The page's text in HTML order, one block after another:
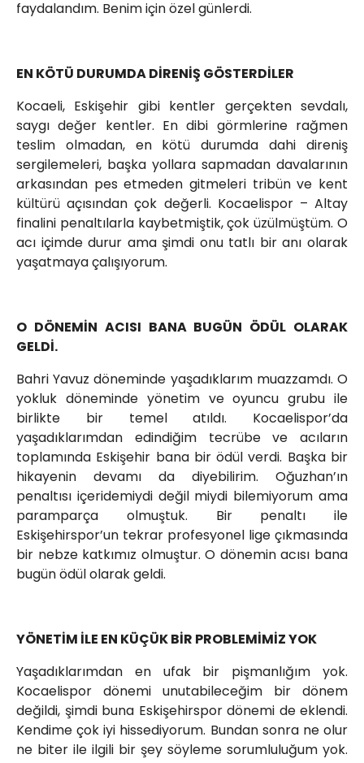
faydalandım. Benim için özel günlerdi.
EN KÖTÜ DURUMDA DİRENİŞ GÖSTERDİLER
Kocaeli, Eskişehir gibi kentler gerçekten sevdalı,
saygı değer kentler. En dibi görmlerine rağmen
teslim olmadan, en kötü durumda dahi direniş
sergilemeleri, başka yollara sapmadan davalarının
arkasından pes etmeden gitmeleri tribün ve kent
kültürü açısından çok değerli. Kocaelispor – Altay
finalini penaltılarla kaybetmiştik, çok üzülmüştüm. O
acı içimde durur ama şimdi onu tatlı bir anı olarak
yaşatmaya çalışıyorum.
O DÖNEMİN ACISI BANA BUGÜN ÖDÜL OLARAK
GELDİ.
Bahri Yavuz döneminde yaşadıklarım muazzamdı. O
yokluk döneminde yönetim ve oyuncu grubu ile
birlikte bir temel atıldı. Kocaelispor’da
yaşadıklarımdan edindiğim tecrübe ve acıların
toplamında Eskişehir bana bir ödül verdi. Başka bir
hikayenin devamı da diyebilirim. Oğuzhan’ın
penaltısı içeridemiydi değil miydi bilemiyorum ama
paramparça olmuştuk. Bir penaltı ile
Eskişehirspor’un tekrar profesyonel lige çıkmasında
bir nebze katkımız olmuştur. O dönemin acısı bana
bugün ödül olarak geldi.
YÖNETİM İLE EN KÜÇÜK BİR PROBLEMİMİZ YOK
Yaşadıklarımdan en ufak bir pişmanlığım yok.
Kocaelispor dönemi unutabileceğim bir dönem
değildi, şimdi buna Eskişehirspor dönemi de eklendi.
Kendime çok iyi hissediyorum. Bundan sonra ne olur
ne biter ile ilgili bir şey söyleme sorumluluğum yok.